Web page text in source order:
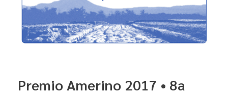
Premio Amerino 2017 • 8a